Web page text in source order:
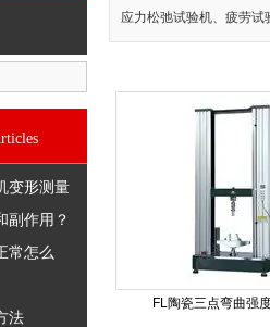
变形测量
副作用？
常怎么
法
应力松弛试验机、疲劳
FL陶瓷三点弯曲强